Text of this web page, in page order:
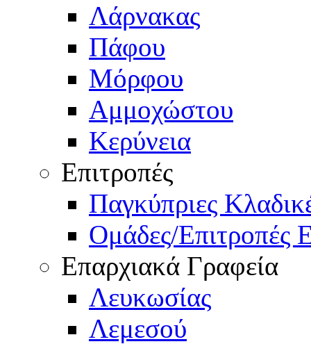
Λάρνακας
Πάφου
Μόρφου
Αμμοχώστου
Κερύνεια
Επιτροπές
Παγκύπριες
Ομάδες/Επιτροπές
Επαρχιακά Γραφεία
Λευκωσίας
Λεμεσού